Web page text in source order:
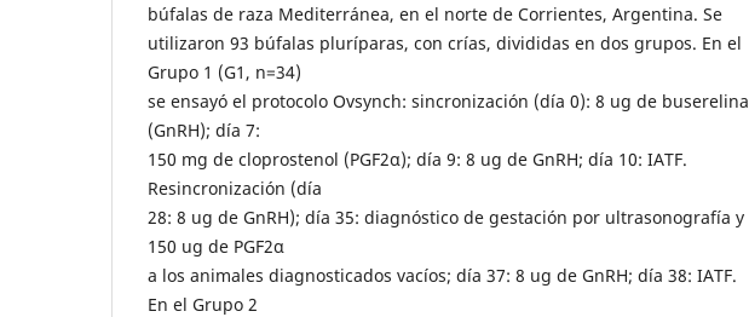
búfalas de raza Mediterránea, en el norte de Corrientes, Argentina. Se
utilizaron 93 búfalas pluríparas, con crías, divididas en dos grupos. En el
Grupo 1 (G1, n=34)
se ensayó el protocolo Ovsynch: sincronización (día 0): 8 ug de buserelina
(GnRH); día 7:
150 mg de cloprostenol (PGF2α); día 9: 8 ug de GnRH; día 10: IATF.
Resincronización (día
28: 8 ug de GnRH); día 35: diagnóstico de gestación por ultrasonografía y
150 ug de PGF2α
a los animales diagnosticados vacíos; día 37: 8 ug de GnRH; día 38: IATF.
En el Grupo 2